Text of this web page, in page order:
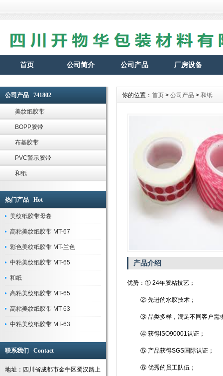
首页 公司简介 公司产品 厂房设备
公司产品 741802
美纹纸胶带
BOPP胶带
布基胶带
PVC警示胶带
和纸
热门产品 Hot
美纹纸胶带母卷
高粘美纹纸胶带 MT-67
彩色美纹纸胶带 MT-兰色
中粘美纹纸胶带 MT-65
和纸
高粘美纹纸胶带 MT-65
高粘美纹纸胶带 MT-63
中粘美纹纸胶带 MT-63
联系我们 Contact
地址：四川省成都市金牛区蜀汉路上
你的位置： 首页 > 公司产品 > 和纸
产品介绍
优势：① 24年胶粘技艺；
② 先进的水胶技术；
③ 品类多样，满足不同客户需
④ 获得ISO90001认证；
⑤ 产品获得SGS国际认证；
⑥ 优秀的员工队伍；